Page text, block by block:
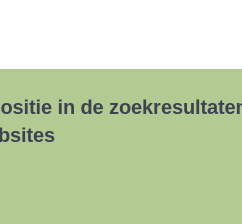
in de